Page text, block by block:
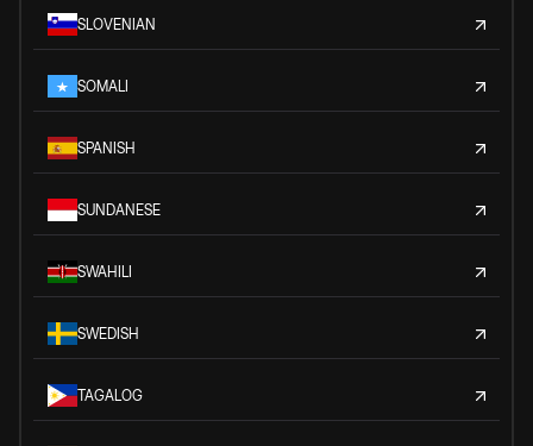
SLOVENIAN
SOMALI
SPANISH
SUNDANESE
SWAHILI
SWEDISH
TAGALOG